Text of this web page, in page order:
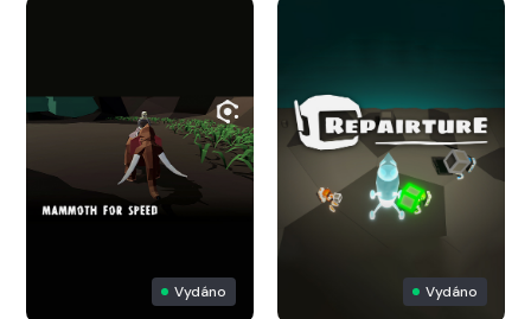
Vydáno Vydáno